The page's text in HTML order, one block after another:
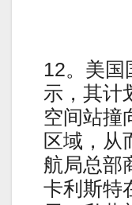
12。美国
示，其计
空间站撞
区域，从
航局总部
卡利斯特